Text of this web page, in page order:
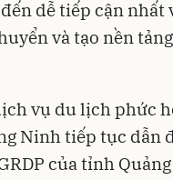
dễ tiếp cận nhất
và tạo nền
vụ du lịch phức
Ninh tiếp tục dẫn
của tỉnh